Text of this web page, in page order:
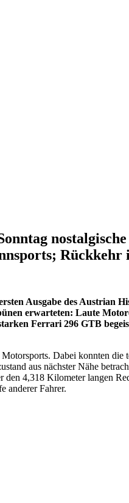
Rückkehr
Ausgabe des Austrian
erwarteten: Laute
Ferrari 296 GTB
Dabei konnten
aus nächster Nähe
den 4,318 Kilometer langen
anderer Fahrer.